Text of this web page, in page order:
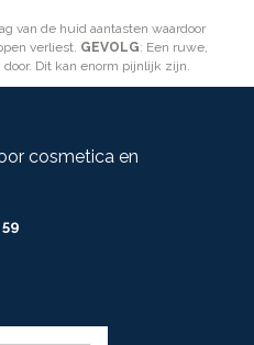
van de huid aantasten waardoor
verliest. GEVOLG: Een ruwe,
Dit kan enorm pijnlijk zijn.
cosmetica en